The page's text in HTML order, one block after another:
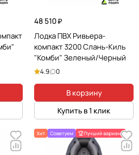
?
48 510 ₽
Лодка ПВХ Ривьера-
компакт 3200 Слань-Киль
"Комби" Зеленый/Черный
4.9 0
В корзину
Купить в 1 клик
Хит Советуем 🏆Лучший вариант